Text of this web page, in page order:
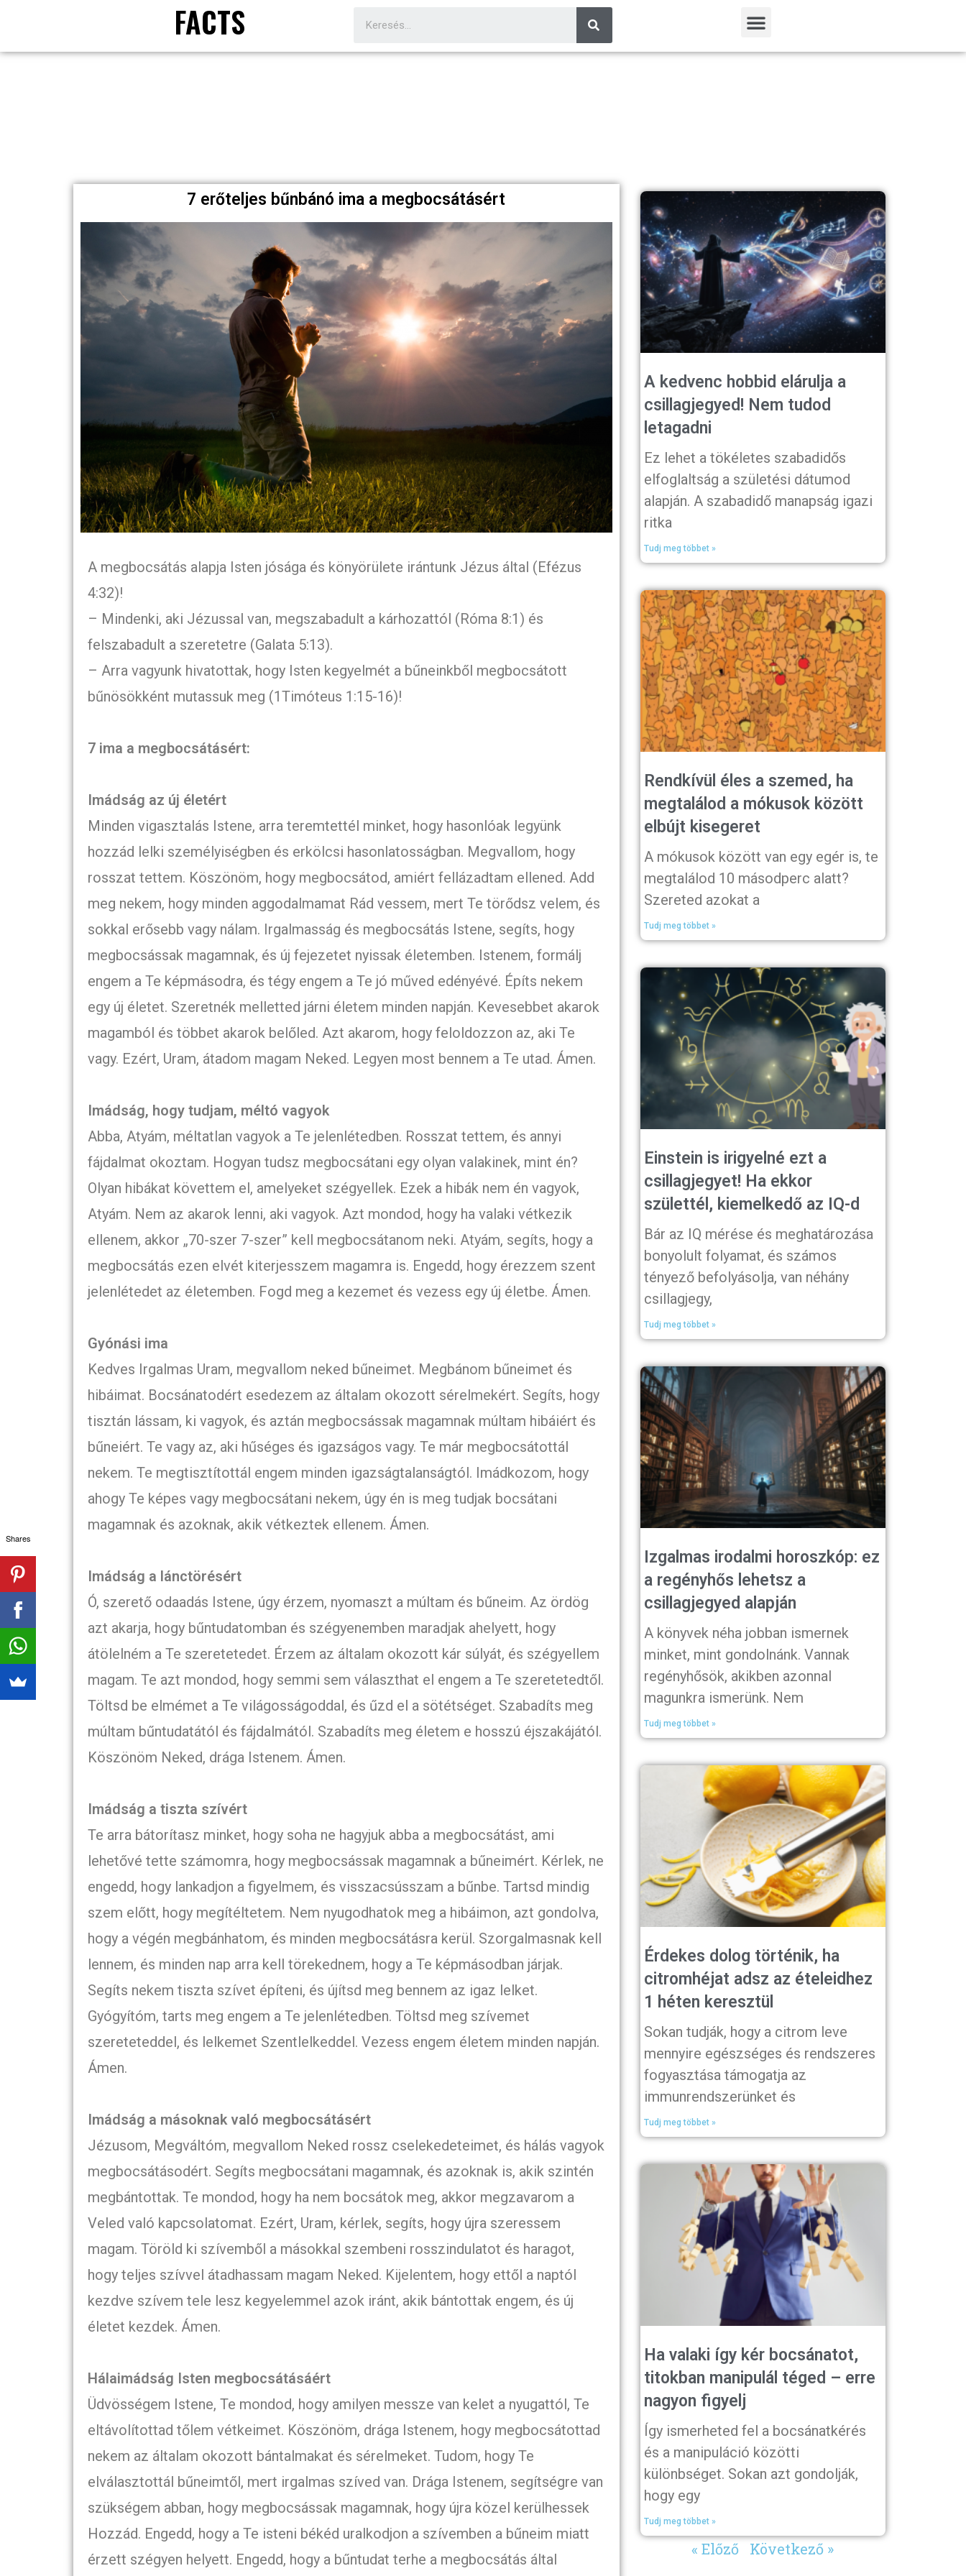
FACTS
7 erőteljes bűnbánó ima a megbocsátásért
A megbocsátás alapja Isten jósága és könyörülete irántunk Jézus által (Efézus
4:32)!
– Mindenki, aki Jézussal van, megszabadult a kárhozattól (Róma 8:1) és
felszabadult a szeretetre (Galata 5:13).
– Arra vagyunk hivatottak, hogy Isten kegyelmét a bűneinkből megbocsátott
bűnösökként mutassuk meg (1Timóteus 1:15-16)!
7 ima a megbocsátásért:
Imádság az új életért
Minden vigasztalás Istene, arra teremtettél minket, hogy hasonlóak legyünk
hozzád lelki személyiségben és erkölcsi hasonlatosságban. Megvallom, hogy
rosszat tettem. Köszönöm, hogy megbocsátod, amiért fellázadtam ellened. Add
meg nekem, hogy minden aggodalmamat Rád vessem, mert Te törődsz velem, és
sokkal erősebb vagy nálam. Irgalmasság és megbocsátás Istene, segíts, hogy
megbocsássak magamnak, és új fejezetet nyissak életemben. Istenem, formálj
engem a Te képmásodra, és tégy engem a Te jó műved edényévé. Építs nekem
egy új életet. Szeretnék melletted járni életem minden napján. Kevesebbet akarok
magamból és többet akarok belőled. Azt akarom, hogy feloldozzon az, aki Te
vagy. Ezért, Uram, átadom magam Neked. Legyen most bennem a Te utad. Ámen.
Imádság, hogy tudjam, méltó vagyok
Abba, Atyám, méltatlan vagyok a Te jelenlétedben. Rosszat tettem, és annyi
fájdalmat okoztam. Hogyan tudsz megbocsátani egy olyan valakinek, mint én?
Olyan hibákat követtem el, amelyeket szégyellek. Ezek a hibák nem én vagyok,
Atyám. Nem az akarok lenni, aki vagyok. Azt mondod, hogy ha valaki vétkezik
ellenem, akkor „70-szer 7-szer” kell megbocsátanom neki. Atyám, segíts, hogy a
megbocsátás ezen elvét kiterjesszem magamra is. Engedd, hogy érezzem szent
jelenlétedet az életemben. Fogd meg a kezemet és vezess egy új életbe. Ámen.
Gyónási ima
Kedves Irgalmas Uram, megvallom neked bűneimet. Megbánom bűneimet és
hibáimat. Bocsánatodért esedezem az általam okozott sérelmekért. Segíts, hogy
tisztán lássam, ki vagyok, és aztán megbocsássak magamnak múltam hibáiért és
bűneiért. Te vagy az, aki hűséges és igazságos vagy. Te már megbocsátottál
nekem. Te megtisztítottál engem minden igazságtalanságtól. Imádkozom, hogy
ahogy Te képes vagy megbocsátani nekem, úgy én is meg tudjak bocsátani
magamnak és azoknak, akik vétkeztek ellenem. Ámen.
Imádság a lánctörésért
Ó, szerető odaadás Istene, úgy érzem, nyomaszt a múltam és bűneim. Az ördög
azt akarja, hogy bűntudatomban és szégyenemben maradjak ahelyett, hogy
átölelném a Te szeretetedet. Érzem az általam okozott kár súlyát, és szégyellem
magam. Te azt mondod, hogy semmi sem választhat el engem a Te szeretetedtől.
Töltsd be elmémet a Te világosságoddal, és űzd el a sötétséget. Szabadíts meg
múltam bűntudatától és fájdalmától. Szabadíts meg életem e hosszú éjszakájától.
Köszönöm Neked, drága Istenem. Ámen.
Imádság a tiszta szívért
Te arra bátorítasz minket, hogy soha ne hagyjuk abba a megbocsátást, ami
lehetővé tette számomra, hogy megbocsássak magamnak a bűneimért. Kérlek, ne
engedd, hogy lankadjon a figyelmem, és visszacsússzam a bűnbe. Tartsd mindig
szem előtt, hogy megítéltetem. Nem nyugodhatok meg a hibáimon, azt gondolva,
hogy a végén megbánhatom, és minden megbocsátásra kerül. Szorgalmasnak kell
lennem, és minden nap arra kell törekednem, hogy a Te képmásodban járjak.
Segíts nekem tiszta szívet építeni, és újítsd meg bennem az igaz lelket.
Gyógyítóm, tarts meg engem a Te jelenlétedben. Töltsd meg szívemet
szereteteddel, és lelkemet Szentlelkeddel. Vezess engem életem minden napján.
Ámen.
Imádság a másoknak való megbocsátásért
Jézusom, Megváltóm, megvallom Neked rossz cselekedeteimet, és hálás vagyok
megbocsátásodért. Segíts megbocsátani magamnak, és azoknak is, akik szintén
megbántottak. Te mondod, hogy ha nem bocsátok meg, akkor megzavarom a
Veled való kapcsolatomat. Ezért, Uram, kérlek, segíts, hogy újra szeressem
magam. Töröld ki szívemből a másokkal szembeni rosszindulatot és haragot,
hogy teljes szívvel átadhassam magam Neked. Kijelentem, hogy ettől a naptól
kezdve szívem tele lesz kegyelemmel azok iránt, akik bántottak engem, és új
életet kezdek. Ámen.
Hálaimádság Isten megbocsátásáért
Üdvösségem Istene, Te mondod, hogy amilyen messze van kelet a nyugattól, Te
eltávolítottad tőlem vétkeimet. Köszönöm, drága Istenem, hogy megbocsátottad
nekem az általam okozott bántalmakat és sérelmeket. Tudom, hogy Te
elválasztottál bűneimtől, mert irgalmas szíved van. Drága Istenem, segítségre van
szükségem abban, hogy megbocsássak magamnak, hogy újra közel kerülhessek
Hozzád. Engedd, hogy a Te isteni békéd uralkodjon a szívemben a bűneim miatt
érzett szégyen helyett. Engedd, hogy a bűntudat terhe a megbocsátás által
A kedvenc hobbid elárulja a
csillagjegyed! Nem tudod
letagadni
Ez lehet a tökéletes szabadidős
elfoglaltság a születési dátumod
alapján. A szabadidő manapság igazi
ritka
Tudj meg többet »
Rendkívül éles a szemed, ha
megtalálod a mókusok között
elbújt kisegeret
A mókusok között van egy egér is, te
megtalálod 10 másodperc alatt?
Szereted azokat a
Tudj meg többet »
Einstein is irigyelné ezt a
csillagjegyet! Ha ekkor
születtél, kiemelkedő az IQ-d
Bár az IQ mérése és meghatározása
bonyolult folyamat, és számos
tényező befolyásolja, van néhány
csillagjegy,
Tudj meg többet »
Izgalmas irodalmi horoszkóp: ez
a regényhős lehetsz a
csillagjegyed alapján
A könyvek néha jobban ismernek
minket, mint gondolnánk. Vannak
regényhősök, akikben azonnal
magunkra ismerünk. Nem
Tudj meg többet »
Érdekes dolog történik, ha
citromhéjat adsz az ételeidhez
1 héten keresztül
Sokan tudják, hogy a citrom leve
mennyire egészséges és rendszeres
fogyasztása támogatja az
immunrendszerünket és
Tudj meg többet »
Ha valaki így kér bocsánatot,
titokban manipulál téged – erre
nagyon figyelj
Így ismerheted fel a bocsánatkérés
és a manipuláció közötti
különbséget. Sokan azt gondolják,
hogy egy
Tudj meg többet »
« Előző Következő »
Shares